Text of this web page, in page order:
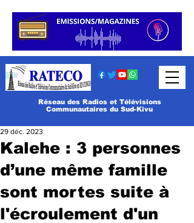
Réseau des Radios et Télévisions
Communautaires du Sud-Kivu
Kalehe : 3 personnes
d’une même famille
sont mortes suite à
l'écroulement d'un
29 déc. 2023